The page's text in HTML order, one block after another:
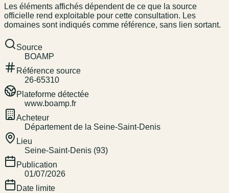
Les éléments affichés dépendent de ce que la source
officielle rend exploitable pour cette consultation. Les
domaines sont indiqués comme référence, sans lien sortant.
Source
BOAMP
Référence source
26-65310
Plateforme détectée
www.boamp.fr
Acheteur
Département de la Seine-Saint-Denis
Lieu
Seine-Saint-Denis (93)
Publication
01/07/2026
Date limite